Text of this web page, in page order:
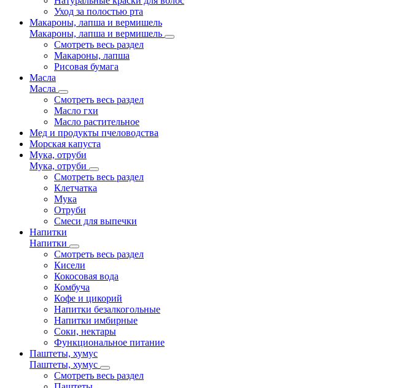
Уход за полостью рта
Макароны, лапша и вермишель
Макароны, лапша и вермишель
Смотреть весь раздел
Макароны, лапша
Рисовая бумага
Масла
Масла
Смотреть весь раздел
Масло гхи
Масло растительное
Мед и продукты пчеловодства
Морская капуста
Мука, отруби
Мука, отруби
Смотреть весь раздел
Клетчатка
Мука
Отруби
Смеси для выпечки
Напитки
Напитки
Смотреть весь раздел
Кисели
Кокосовая вода
Комбуча
Кофе и цикорий
Напитки безалкогольные
Напитки имбирные
Соки, нектары
Функциональное питание
Паштеты, хумус
Паштеты, хумус
Смотреть весь раздел